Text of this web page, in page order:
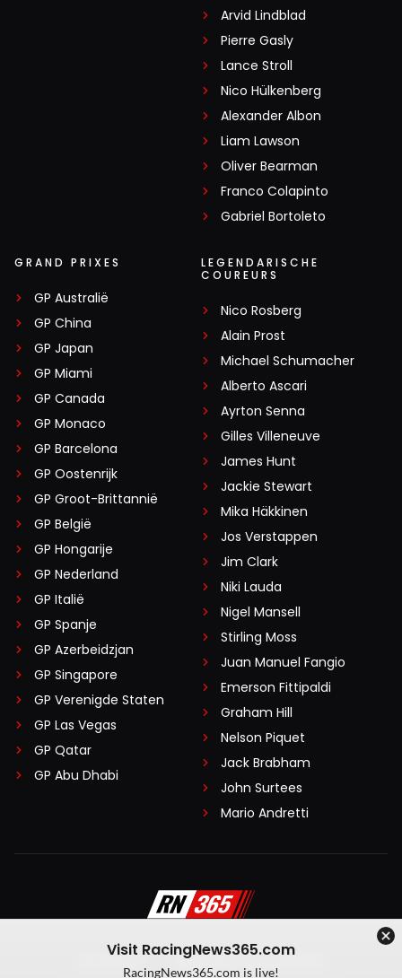
Arvid Lindblad
Pierre Gasly
Lance Stroll
Nico Hülkenberg
Alexander Albon
Liam Lawson
Oliver Bearman
Franco Colapinto
Gabriel Bortoleto
GRAND PRIXES
GP Australië
GP China
GP Japan
GP Miami
GP Canada
GP Monaco
GP Barcelona
GP Oostenrijk
GP Groot-Brittannië
GP België
GP Hongarije
GP Nederland
GP Italië
GP Spanje
GP Azerbeidzjan
GP Singapore
GP Verenigde Staten
GP Las Vegas
GP Qatar
GP Abu Dhabi
LEGENDARISCHE
COUREURS
Nico Rosberg
Alain Prost
Michael Schumacher
Alberto Ascari
Ayrton Senna
Gilles Villeneuve
James Hunt
Jackie Stewart
Mika Häkkinen
Jos Verstappen
Jim Clark
Niki Lauda
Nigel Mansell
Stirling Moss
Juan Manuel Fangio
Emerson Fittipaldi
Graham Hill
Nelson Piquet
Jack Brabham
John Surtees
Mario Andretti
Algemene voorwaarden
Visit RacingNews365.com
RacingNews365.com is live!